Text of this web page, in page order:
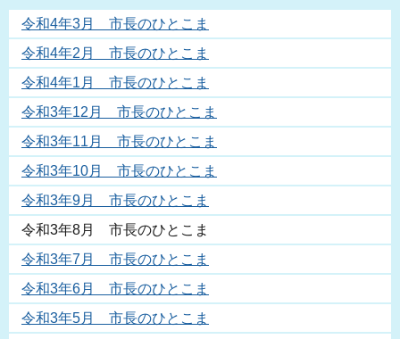
令和4年3月 市長のひとこま
令和4年2月 市長のひとこま
令和4年1月 市長のひとこま
令和3年12月 市長のひとこま
令和3年11月 市長のひとこま
令和3年10月 市長のひとこま
令和3年9月 市長のひとこま
令和3年8月 市長のひとこま
令和3年7月 市長のひとこま
令和3年6月 市長のひとこま
令和3年5月 市長のひとこま